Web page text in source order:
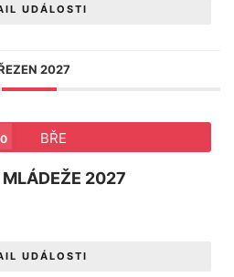
UDÁLOSTI
2027
BŘE
2027
UDÁLOSTI